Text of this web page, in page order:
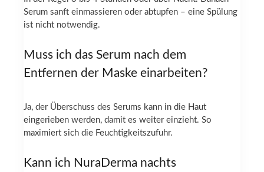
Serum sanft einmassieren oder abtupfen – eine Spülung
ist nicht notwendig.
Muss ich das Serum nach dem
Entfernen der Maske einarbeiten?
Ja, der Überschuss des Serums kann in die Haut
eingerieben werden, damit es weiter einzieht. So
maximiert sich die Feuchtigkeitszufuhr.
Kann ich NuraDerma nachts